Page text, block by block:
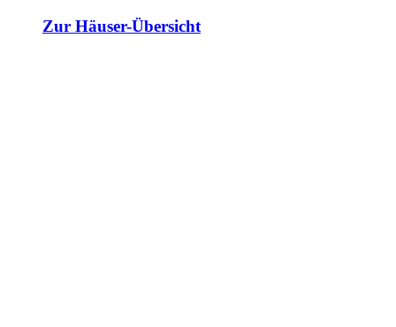
Zur Häuser-Übersicht